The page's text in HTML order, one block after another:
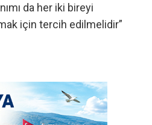
da her iki bireyi
için tercih edilmelidir”